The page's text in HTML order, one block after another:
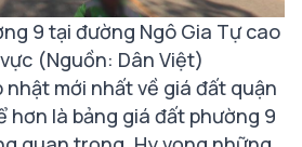
9 tại đường Ngô Gia Tự cao
(Nguồn: Dân Việt)
nhật mới nhất về giá đất quận
hơn là bảng giá đất phường 9